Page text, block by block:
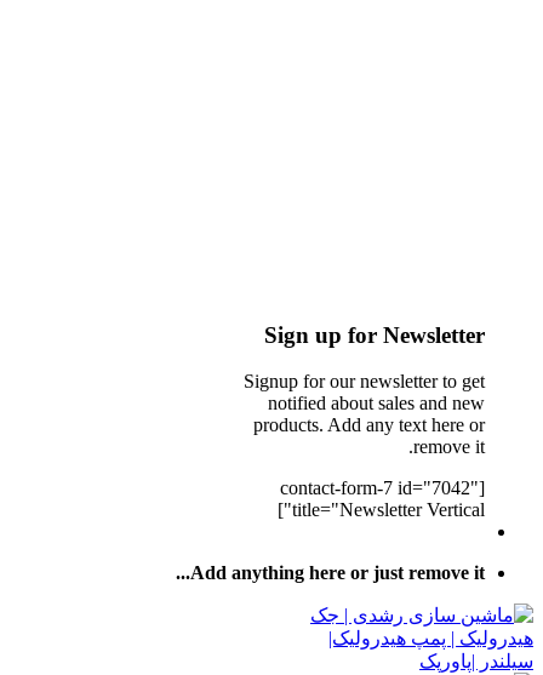
Sign up for Newsletter
Signup for our newsletter to get
notified about sales and new
products. Add any text here or
remove it.
[contact-form-7 id="7042"
title="Newsletter Vertical"]
Add anything here or just remove it...